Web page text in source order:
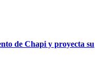
de Chapi y proyecta su